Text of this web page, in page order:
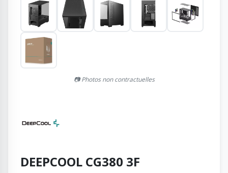
📷 Photos non contractuelles
DEEPCOOL CG380 3F